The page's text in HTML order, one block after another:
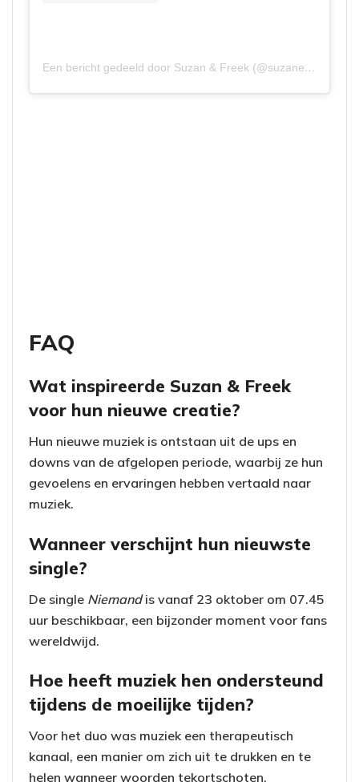
Een bericht gedeeld door Suzan & Freek (@suzanenfreek)
FAQ
Wat inspireerde Suzan & Freek
voor hun nieuwe creatie?
Hun nieuwe muziek is ontstaan uit de ups en
downs van de afgelopen periode, waarbij ze hun
gevoelens en ervaringen hebben vertaald naar
muziek.
Wanneer verschijnt hun nieuwste
single?
De single Niemandis vanaf 23 oktober om 07.45
uur beschikbaar, een bijzonder moment voor fans
wereldwijd.
Hoe heeft muziek hen ondersteund
tijdens de moeilijke tijden?
Voor het duo was muziek een therapeutisch
kanaal, een manier om zich uit te drukken en te
helen wanneer woorden tekortschoten.